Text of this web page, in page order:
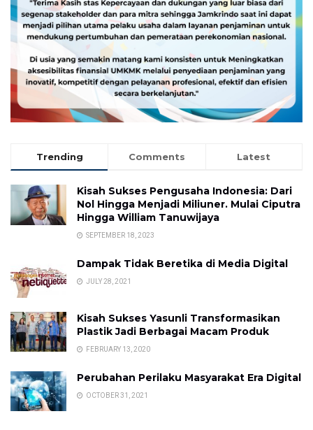
Trending Comments Latest
Kisah Sukses Pengusaha Indonesia: Dari
Nol Hingga Menjadi Miliuner. Mulai Ciputra
Hingga William Tanuwijaya
SEPTEMBER 18, 2023
Dampak Tidak Beretika di Media Digital
JULY 28, 2021
Kisah Sukses Yasunli Transformasikan
Plastik Jadi Berbagai Macam Produk
FEBRUARY 13, 2020
Perubahan Perilaku Masyarakat Era Digital
OCTOBER 31, 2021